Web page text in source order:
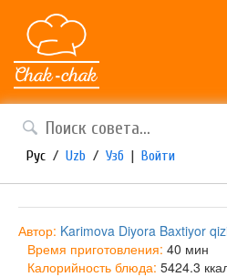
Рус / Uzb / Узб | Войти
Автор: Karimova Diyora Baxtiyor
Время приготовления: 40 мин
Калорийность блюда: 5424.3